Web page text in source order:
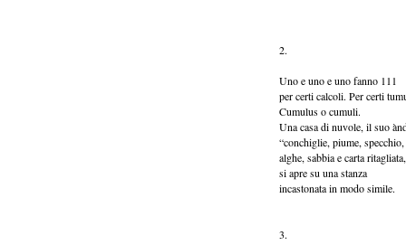
2.
Uno e uno e uno fanno 111
per certi calcoli. Per certi
Cumulus o cumuli.
Una casa di nuvole, il suo
“conchiglie, piume,
alghe, sabbia e carta
si apre su una stanza
incastonata in modo simile.
3.